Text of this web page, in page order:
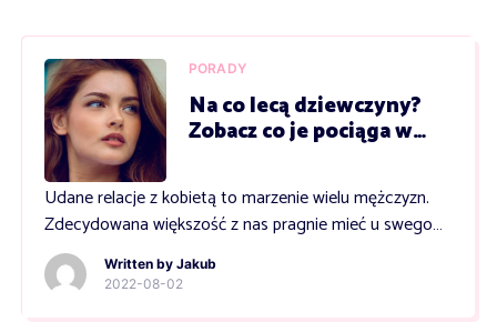
przywiązanie do drugiej osoby, które objawia się
głęboką więzią i […]
PORADY
Na co lecą dziewczyny?
Zobacz co je pociąga w
Udane relacje z kobietą to marzenie wielu mężczyzn.
Zdecydowana większość z nas pragnie mieć u swego
boku piękną, atrakcyjną i mądrą kobietę. Niekiedy
jednak zdobycie wymarzonej sympatii idzie nam bardzo
Written by Jakub
2022-08-02